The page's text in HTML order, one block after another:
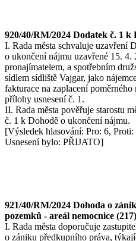
920/40/RM/2024 Dodatek č. 1
I. Rada města schvaluje uzavření
o ukončení nájmu uzavřené 15.
pronajímatelem, a spotřebním
sídlem sídliště Vajgar, jako
fakturace na zaplacení
přílohy usnesení č. 1.
II. Rada města pověřuje starostu
č. 1 k Dohodě o ukončení nájmu.
[Výsledek hlasování: Pro: 6,
Usnesení bylo: PŘIJATO]
921/40/RM/2024 Dohoda o
pozemků - areál nemocnice (217)
I. Rada města doporučuje
o zániku předkupního práva,